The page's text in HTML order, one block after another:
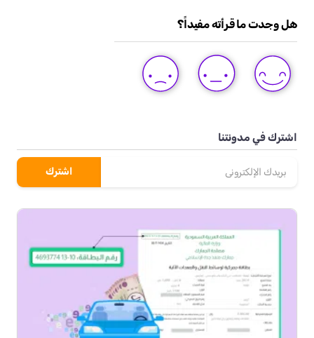
هل وجدت ما قرأته مفيداً؟
LOVE
THIS
POST
LIKE
THIS
POST
DISLIKE
THIS
POST
اشترك في مدونتنا